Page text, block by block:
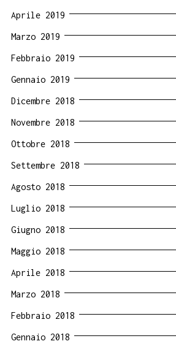
Aprile 2019
Marzo 2019
Febbraio 2019
Gennaio 2019
Dicembre 2018
Novembre 2018
Ottobre 2018
Settembre 2018
Agosto 2018
Luglio 2018
Giugno 2018
Maggio 2018
Aprile 2018
Marzo 2018
Febbraio 2018
Gennaio 2018